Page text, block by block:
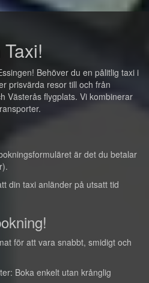
Behöver du en pålitlig taxi i
prisvärda resor till och från
Västerås flygplats. Vi kombinerar
är det du betalar
din taxi anländer på utsatt tid
för att vara snabbt, smidigt och
Boka enkelt utan krånglig